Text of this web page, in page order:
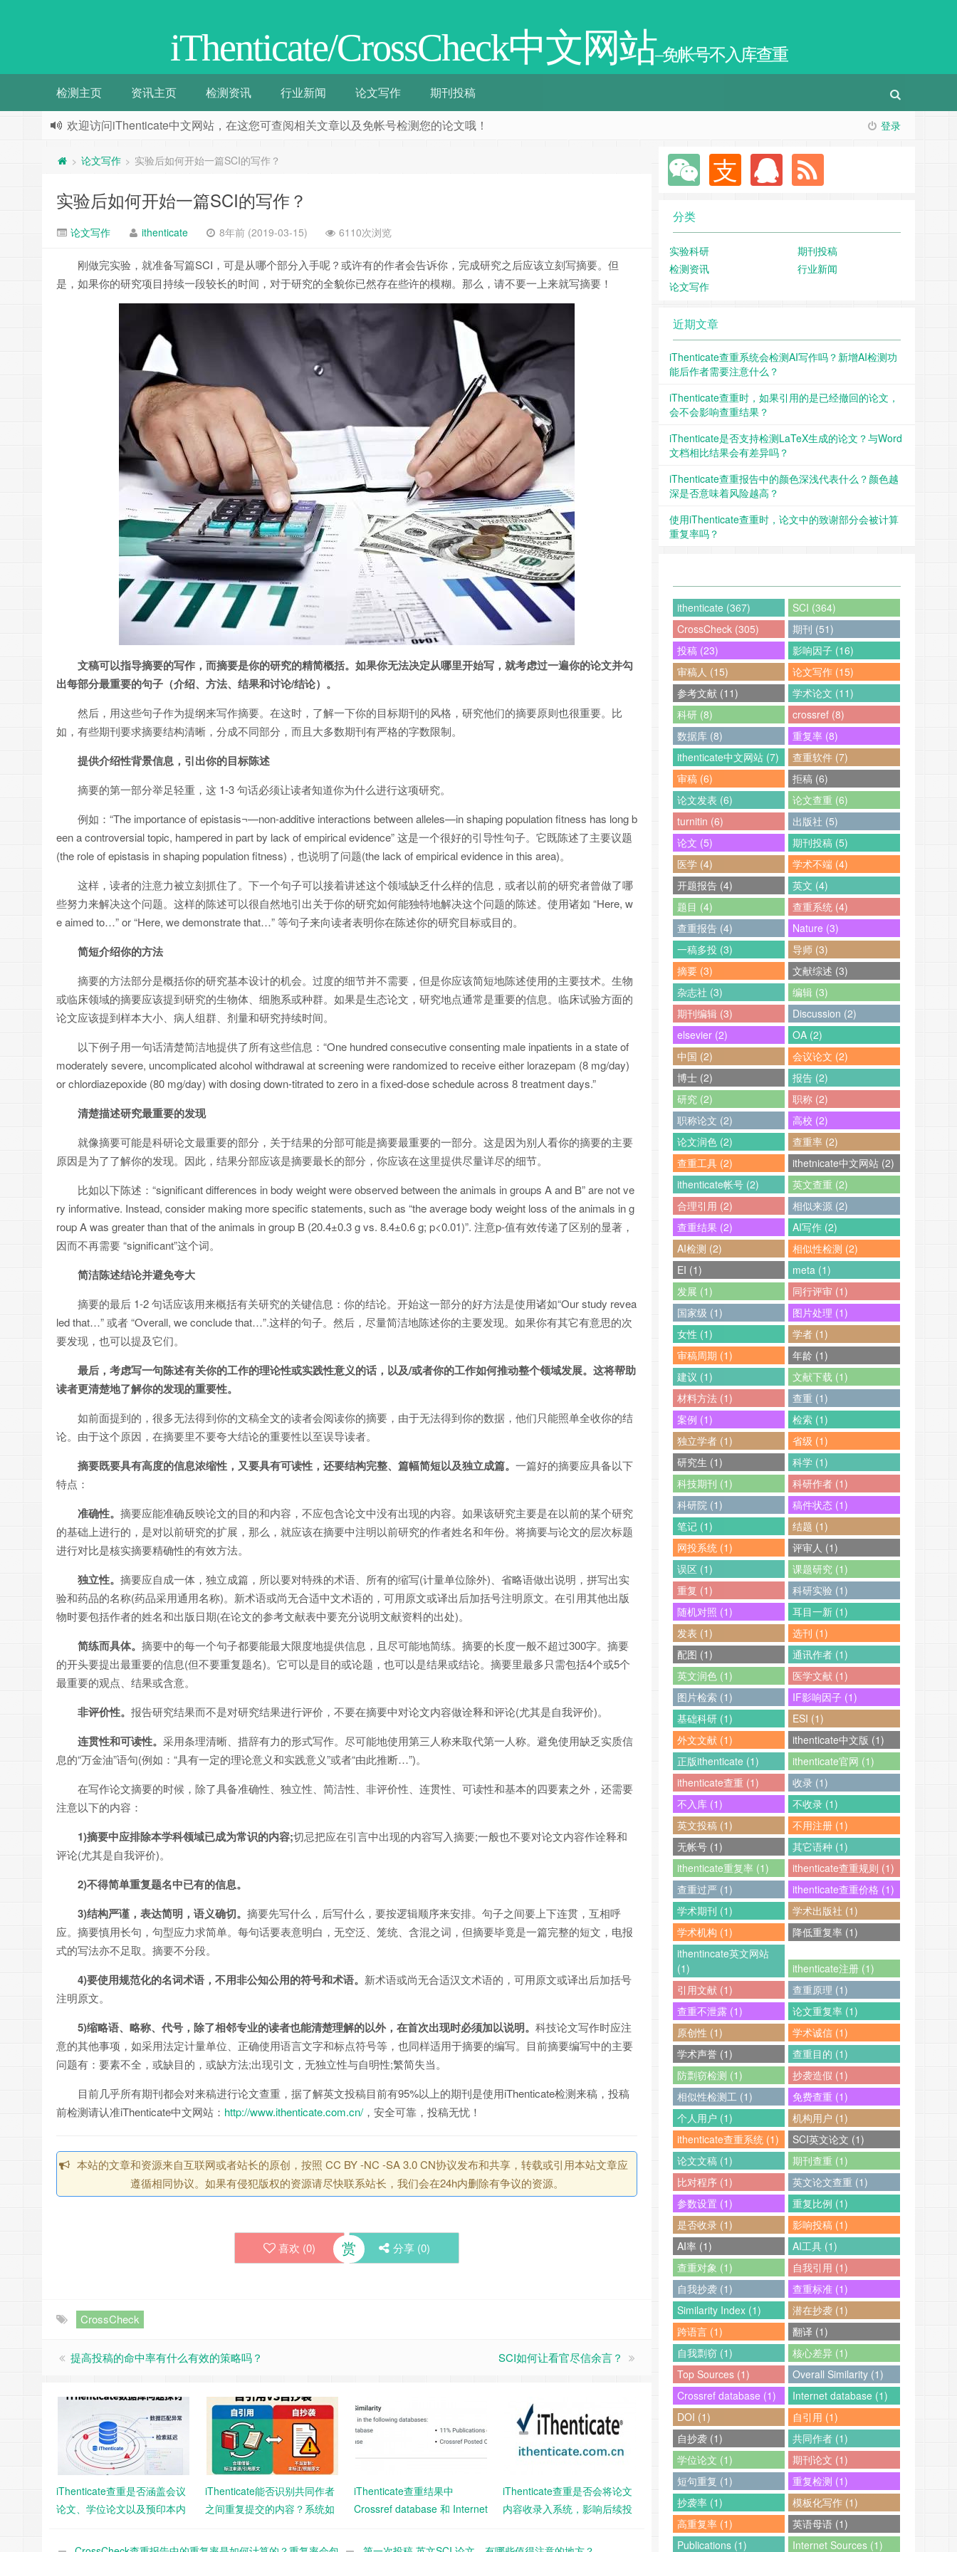
iThenticate/CrossCheck中文网站–免帐号不入库查重
检测主页 资讯主页 检测资讯 行业新闻 论文写作 期刊投稿
登录
欢迎访问iThenticate中文网站，在这您可查阅相关文章以及免帐号检测您的论文哦！
> 论文写作 > 实验后如何开始一篇SCI的写作？
实验后如何开始一篇SCI的写作？
论文写作 ithenticate 8年前 (2019-03-15) 6110次浏览
刚做完实验，就准备写篇SCI，可是从哪个部分入手呢？或许有的作者会告诉你，完成研究之后应该立刻写摘要。但
是，如果你的研究项目持续一段较长的时间，对于研究的全貌你已然存在些许的模糊。那么，请不要一上来就写摘要！
文稿可以指导摘要的写作，而摘要是你的研究的精简概括。如果你无法决定从哪里开始写，就考虑过一遍你的论文并勾
出每部分最重要的句子（介绍、方法、结果和讨论/结论）。
然后，用这些句子作为提纲来写作摘要。在这时，了解一下你的目标期刊的风格，研究他们的摘要原则也很重要。比
如，有些期刊要求摘要结构清晰，分成不同部分，而且大多数期刊有严格的字数限制。
提供介绍性背景信息，引出你的目标陈述
摘要的第一部分举足轻重，这 1-3 句话必须让读者知道你为什么进行这项研究。
例如：“The importance of epistasis¬—non-additive interactions between alleles—in shaping population fitness has long b
een a controversial topic, hampered in part by lack of empirical evidence” 这是一个很好的引导性句子。它既陈述了主要议题
(the role of epistasis in shaping population fitness)，也说明了问题(the lack of empirical evidence in this area)。
这样，读者的注意力被立刻抓住了。下一个句子可以接着讲述这个领域缺乏什么样的信息，或者以前的研究者曾做了哪
些努力来解决这个问题。这样的陈述可以很自然地引出关于你的研究如何能独特地解决这个问题的陈述。使用诸如 “Here, w
e aimed to…” or “Here, we demonstrate that…” 等句子来向读者表明你在陈述你的研究目标或目的。
简短介绍你的方法
摘要的方法部分是概括你的研究基本设计的机会。过度的细节并不需要，但是你应该简短地陈述使用的主要技术。生物
或临床领域的摘要应该提到研究的生物体、细胞系或种群。如果是生态论文，研究地点通常是重要的信息。临床试验方面的
论文应该提到样本大小、病人组群、剂量和研究持续时间。
以下例子用一句话清楚简洁地提供了所有这些信息：“One hundred consecutive consenting male inpatients in a state of
moderately severe, uncomplicated alcohol withdrawal at screening were randomized to receive either lorazepam (8 mg/day)
or chlordiazepoxide (80 mg/day) with dosing down-titrated to zero in a fixed-dose schedule across 8 treatment days.”
清楚描述研究最重要的发现
就像摘要可能是科研论文最重要的部分，关于结果的分部可能是摘要最重要的一部分。这是因为别人看你的摘要的主要
原因是为了了解你的发现。因此，结果分部应该是摘要最长的部分，你应该在这里提供尽量详尽的细节。
比如以下陈述：“significant differences in body weight were observed between the animals in groups A and B” are not ve
ry informative. Instead, consider making more specific statements, such as “the average body weight loss of the animals in g
roup A was greater than that of the animals in group B (20.4±0.3 g vs. 8.4±0.6 g; p<0.01)”. 注意p-值有效传递了区别的显著，
因而不再需要 “significant”这个词。
简洁陈述结论并避免夸大
摘要的最后 1-2 句话应该用来概括有关研究的关键信息：你的结论。开始这一部分的好方法是使用诸如“Our study revea
led that…” 或者 “Overall, we conclude that…”.这样的句子。然后，尽量简洁地陈述你的主要发现。如果你有其它有意思的次
要发现，也可以提及它们。
最后，考虑写一句陈述有关你的工作的理论性或实践性意义的话，以及/或者你的工作如何推动整个领域发展。这将帮助
读者更清楚地了解你的发现的重要性。
如前面提到的，很多无法得到你的文稿全文的读者会阅读你的摘要，由于无法得到你的数据，他们只能照单全收你的结
论。由于这个原因，在摘要里不要夸大结论的重要性以至误导读者。
摘要既要具有高度的信息浓缩性，又要具有可读性，还要结构完整、篇幅简短以及独立成篇。 一篇好的摘要应具备以下
特点：
准确性。 摘要应能准确反映论文的目的和内容，不应包含论文中没有出现的内容。如果该研究主要是在以前的某个研究
的基础上进行的，是对以前研究的扩展，那么，就应该在摘要中注明以前研究的作者姓名和年份。将摘要与论文的层次标题
进行对比是核实摘要精确性的有效方法。
独立性。 摘要应自成一体，独立成篇，所以要对特殊的术语、所有的缩写(计量单位除外)、省略语做出说明，拼写出实
验和药品的名称(药品采用通用名称)。新术语或尚无合适中文术语的，可用原文或译出后加括号注明原文。在引用其他出版
物时要包括作者的姓名和出版日期(在论文的参考文献表中要充分说明文献资料的出处)。
简练而具体。 摘要中的每一个句子都要能最大限度地提供信息，且尽可能地简练。摘要的长度一般不超过300字。摘要
的开头要提出最重要的信息(但不要重复题名)。它可以是目的或论题，也可以是结果或结论。摘要里最多只需包括4个或5个
最重要的观点、结果或含意。
非评价性。 报告研究结果而不是对研究结果进行评价，不要在摘要中对论文内容做诠释和评论(尤其是自我评价)。
连贯性和可读性。 采用条理清晰、措辞有力的形式写作。尽可能地使用第三人称来取代第一人称。避免使用缺乏实质信
息的“万金油”语句(例如：“具有一定的理论意义和实践意义”或者“由此推断…”)。
在写作论文摘要的时候，除了具备准确性、独立性、简洁性、非评价性、连贯性、可读性和基本的四要素之外，还需要
注意以下的内容：
1)摘要中应排除本学科领域已成为常识的内容;切忌把应在引言中出现的内容写入摘要;一般也不要对论文内容作诠释和
评论(尤其是自我评价)。
2)不得简单重复题名中已有的信息。
3)结构严谨，表达简明，语义确切。 摘要先写什么，后写什么，要按逻辑顺序来安排。句子之间要上下连贯，互相呼
应。摘要慎用长句，句型应力求简单。每句话要表意明白，无空泛、笼统、含混之词，但摘要毕竟是一篇完整的短文，电报
式的写法亦不足取。摘要不分段。
4)要使用规范化的名词术语，不用非公知公用的符号和术语。 新术语或尚无合适汉文术语的，可用原文或译出后加括号
注明原文。
5)缩略语、略称、代号，除了相邻专业的读者也能清楚理解的以外，在首次出现时必须加以说明。 科技论文写作时应注
意的其他事项，如采用法定计量单位、正确使用语言文字和标点符号等，也同样适用于摘要的编写。目前摘要编写中的主要
问题有：要素不全，或缺目的，或缺方法;出现引文，无独立性与自明性;繁简失当。
目前几乎所有期刊都会对来稿进行论文查重，据了解英文投稿目前有95%以上的期刊是使用iThenticate检测来稿，投稿
前检测请认准iThenticate中文网站： http://www.ithenticate.com.cn/，安全可靠，投稿无忧！
本站的文章和资源来自互联网或者站长的原创，按照 CC BY -NC -SA 3.0 CN协议发布和共享，转载或引用本站文章应
遵循相同协议。如果有侵犯版权的资源请尽快联系站长，我们会在24h内删除有争议的资源。
喜欢 (0) 赏 分享 (0)
CrossCheck
提高投稿的命中率有什么有效的策略吗？ SCI如何让看官尽信余言？
iThenticate查重是否涵盖会议
论文、学位论文以及预印本内
iThenticate能否识别共同作者
之间重复提交的内容？系统如
iThenticate查重结果中
Crossref database 和 Internet
iThenticate查重是否会将论文
内容收录入系统，影响后续投
分类
实验科研
期刊投稿
检测资讯
行业新闻
论文写作
近期文章
iThenticate查重系统会检测AI写作吗？新增AI检测功
能后作者需要注意什么？
iThenticate查重时，如果引用的是已经撤回的论文，
会不会影响查重结果？
iThenticate是否支持检测LaTeX生成的论文？与Word
文档相比结果会有差异吗？
iThenticate查重报告中的颜色深浅代表什么？颜色越
深是否意味着风险越高？
使用iThenticate查重时，论文中的致谢部分会被计算
重复率吗？
ithenticate (367)
SCI (364)
CrossCheck (305)
期刊 (51)
投稿 (23)
影响因子 (16)
审稿人 (15)
论文写作 (15)
参考文献 (11)
学术论文 (11)
科研 (8)
crossref (8)
数据库 (8)
重复率 (8)
ithenticate中文网站 (7)
查重软件 (7)
审稿 (6)
拒稿 (6)
论文发表 (6)
论文查重 (6)
turnitin (6)
出版社 (5)
论文 (5)
期刊投稿 (5)
医学 (4)
学术不端 (4)
开题报告 (4)
英文 (4)
题目 (4)
查重系统 (4)
查重报告 (4)
Nature (3)
一稿多投 (3)
导师 (3)
摘要 (3)
文献综述 (3)
杂志社 (3)
编辑 (3)
期刊编辑 (3)
Discussion (2)
elsevier (2)
OA (2)
中国 (2)
会议论文 (2)
博士 (2)
报告 (2)
研究 (2)
职称 (2)
职称论文 (2)
高校 (2)
论文润色 (2)
查重率 (2)
查重工具 (2)
ithetnicate中文网站 (2)
ithenticate帐号 (2)
英文查重 (2)
合理引用 (2)
相似来源 (2)
查重结果 (2)
AI写作 (2)
AI检测 (2)
相似性检测 (2)
EI (1)
meta (1)
发展 (1)
同行评审 (1)
国家级 (1)
图片处理 (1)
女性 (1)
学者 (1)
审稿周期 (1)
年龄 (1)
建议 (1)
文献下载 (1)
材料方法 (1)
查重 (1)
案例 (1)
检索 (1)
独立学者 (1)
省级 (1)
研究生 (1)
科学 (1)
科技期刊 (1)
科研作者 (1)
科研院 (1)
稿件状态 (1)
笔记 (1)
结题 (1)
网投系统 (1)
评审人 (1)
误区 (1)
课题研究 (1)
重复 (1)
科研实验 (1)
随机对照 (1)
耳目一新 (1)
发表 (1)
选刊 (1)
配图 (1)
通讯作者 (1)
英文润色 (1)
医学文献 (1)
图片检索 (1)
IF影响因子 (1)
基础科研 (1)
ESI (1)
外文文献 (1)
ithenticate中文版 (1)
正版ithenticate (1)
ithenticate官网 (1)
ithenticate查重 (1)
收录 (1)
不入库 (1)
不收录 (1)
英文投稿 (1)
不用注册 (1)
无帐号 (1)
其它语种 (1)
ithenticate重复率 (1)
ithenticate查重规则 (1)
查重过严 (1)
ithenticate查重价格 (1)
学术期刊 (1)
学术出版社 (1)
学术机构 (1)
降低重复率 (1)
ithentincate英文网站
(1)
ithenticate注册 (1)
引用文献 (1)
查重原理 (1)
查重不泄露 (1)
论文重复率 (1)
原创性 (1)
学术诚信 (1)
学术声誉 (1)
查重目的 (1)
防剽窃检测 (1)
抄袭造假 (1)
相似性检测工 (1)
免费查重 (1)
个人用户 (1)
机构用户 (1)
ithenticate查重系统 (1)
SCI英文论文 (1)
论文文稿 (1)
期刊查重 (1)
比对程序 (1)
英文论文查重 (1)
参数设置 (1)
重复比例 (1)
是否收录 (1)
影响投稿 (1)
AI率 (1)
AI工具 (1)
查重对象 (1)
自我引用 (1)
自我抄袭 (1)
查重标准 (1)
Similarity Index (1)
潜在抄袭 (1)
跨语言 (1)
翻译 (1)
自我剽窃 (1)
核心差异 (1)
Top Sources (1)
Overall Similarity (1)
Crossref database (1)
Internet database (1)
DOI (1)
自引用 (1)
自抄袭 (1)
共同作者 (1)
学位论文 (1)
期刊论文 (1)
短句重复 (1)
重复检测 (1)
抄袭率 (1)
模板化写作 (1)
高重复率 (1)
英语母语 (1)
Publications (1)
Internet Sources (1)